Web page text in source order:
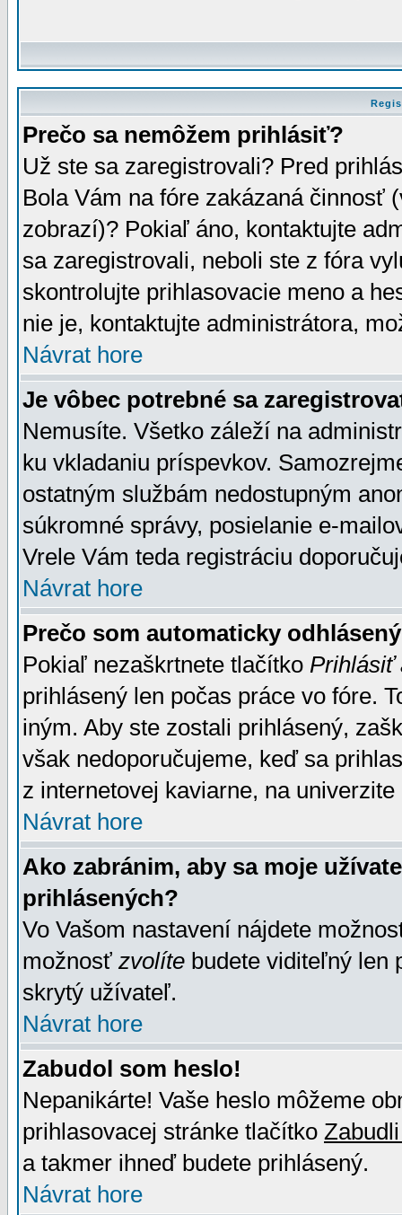
Prečo sa nemôžem prihlásiť?
Už ste sa zaregistrovali? Pred
Bola Vám na fóre zakázaná činnosť
zobrazí)? Pokiaľ áno, kontaktujte
sa zaregistrovali, neboli ste z fóra
skontrolujte prihlasovacie meno a
nie je, kontaktujte administrátora,
Návrat hore
Je vôbec potrebné sa
Nemusíte. Všetko záleží na
ku vkladaniu príspevkov.
ostatným službám nedostupným
súkromné správy, posielanie e-
Vrele Vám teda registráciu
Návrat hore
Prečo som automaticky
Pokiaľ nezaškrtnete tlačítko Prihlásiť
prihlásený len počas práce vo fóre.
iným. Aby ste zostali prihlásený,
však nedoporučujeme, keď sa
z internetovej kaviarne, na univerzite
Návrat hore
Ako zabránim, aby sa moje
prihlásených?
Vo Vašom nastavení nájdete
možnosť zvolíte budete viditeľný len
skrytý užívateľ.
Návrat hore
Zabudol som heslo!
Nepanikárte! Vaše heslo môžeme
prihlasovacej stránke tlačítko
a takmer ihneď budete prihlásený.
Návrat hore